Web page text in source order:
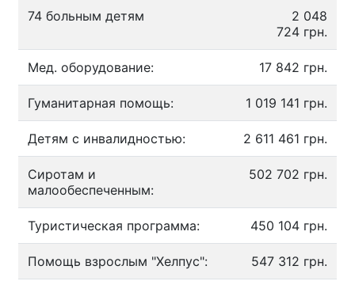
74 больным детям
2 048
724 грн.
Мед. оборудование: 17 842 грн.
Гуманитарная помощь: 1 019 141 грн.
Детям с инвалидностью: 2 611 461 грн.
Сиротам и
малообеспеченным:
502 702 грн.
Туристическая программа: 450 104 грн.
Помощь взрослым "Хелпус": 547 312 грн.